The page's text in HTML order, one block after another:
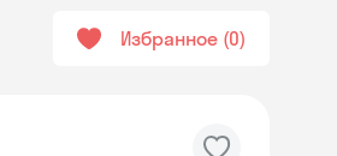
Избранное 0